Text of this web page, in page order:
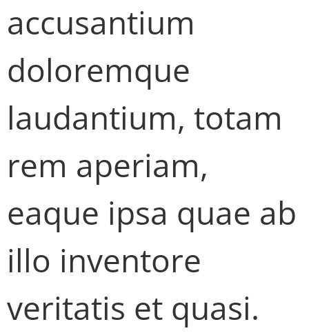
accusantium
doloremque
laudantium, totam
rem aperiam,
eaque ipsa quae ab
illo inventore
veritatis et quasi.